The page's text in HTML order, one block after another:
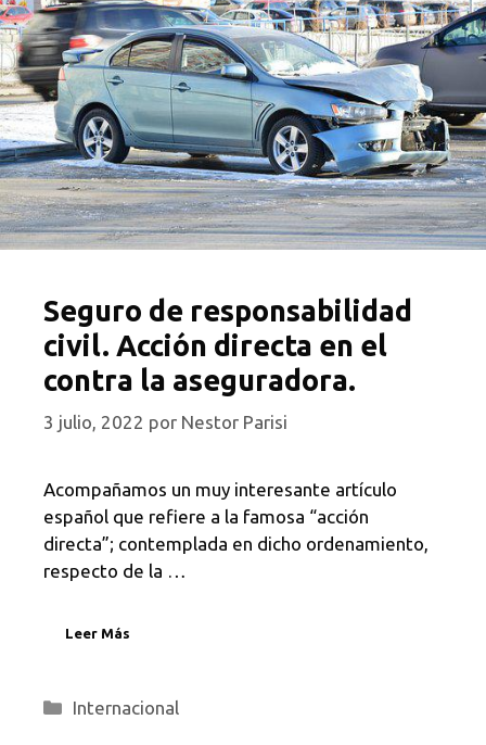
Seguro de responsabilidad
civil. Acción directa en el
contra la aseguradora.
3 julio, 2022 por Nestor Parisi
Acompañamos un muy interesante artículo
español que refiere a la famosa “acción
directa”; contemplada en dicho ordenamiento,
respecto de la …
Leer Más
Categorías
Internacional